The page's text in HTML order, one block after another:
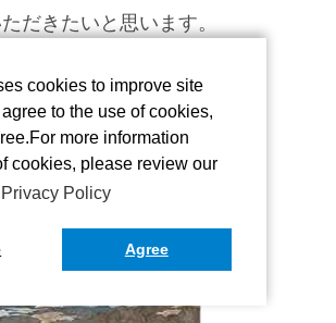
だきたいと思います。
cookies to improve site
to the use of cookies,
more information
cookies, please review our
Privacy Policy
Agree